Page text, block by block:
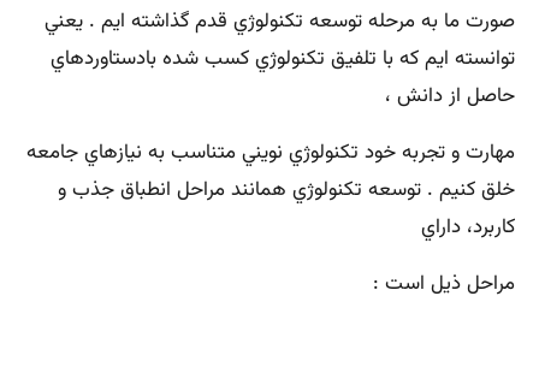
صورت ما به مرحله توسعه تكنولوژي قدم گذاشته ايم . يعني
توانسته ايم كه با تلفيق تكنولوژي كسب شده بادستاوردهاي
حاصل از دانش ،
مهارت و تجربه خود تكنولوژي نويني متناسب به نيازهاي جامعه
خلق كنيم . توسعه تكنولوژي همانند مراحل انطباق جذب و
كاربرد، داراي
مراحل ذيل است :